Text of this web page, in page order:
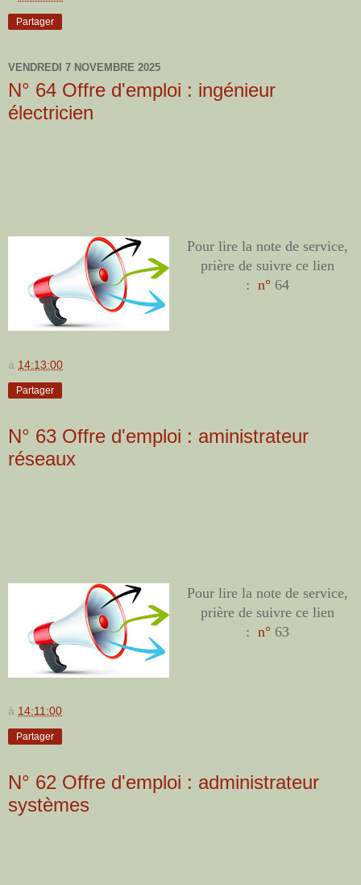
Partager
VENDREDI 7 NOVEMBRE 2025
N° 64 Offre d'emploi : ingénieur
électricien
Pour lire la note de service,
prière de suivre ce lien
: n° 64
à 14:13:00
Partager
N° 63 Offre d'emploi : aministrateur
réseaux
Pour lire la note de service,
prière de suivre ce lien
: n° 63
à 14:11:00
Partager
N° 62 Offre d'emploi : administrateur
systèmes